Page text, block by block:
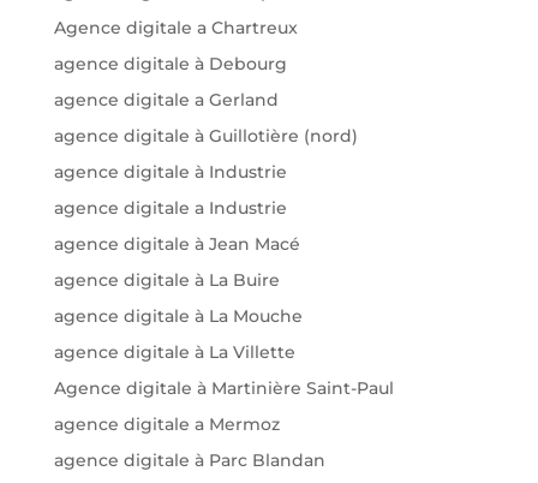
Agence digitale a Chartreux
agence digitale à Debourg
agence digitale a Gerland
agence digitale à Guillotière (nord)
agence digitale à Industrie
agence digitale a Industrie
agence digitale à Jean Macé
agence digitale à La Buire
agence digitale à La Mouche
agence digitale à La Villette
Agence digitale à Martinière Saint-Paul
agence digitale a Mermoz
agence digitale à Parc Blandan